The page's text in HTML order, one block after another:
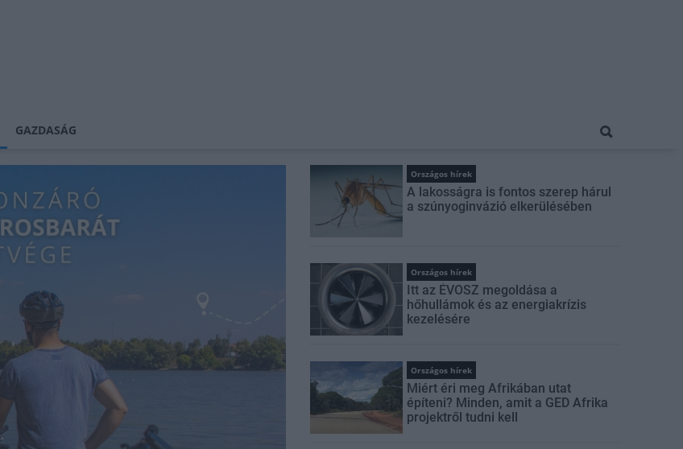
GAZDASÁG
Országos hírek
A lakosságra is fontos szerep hárul
a szúnyoginvázió elkerülésében
Országos hírek
Itt az ÉVOSZ megoldása a
hőhullámok és az energiakrízis
kezelésére
Országos hírek
Miért éri meg Afrikában utat
építeni? Minden, amit a GED Afrika
projektről tudni kell